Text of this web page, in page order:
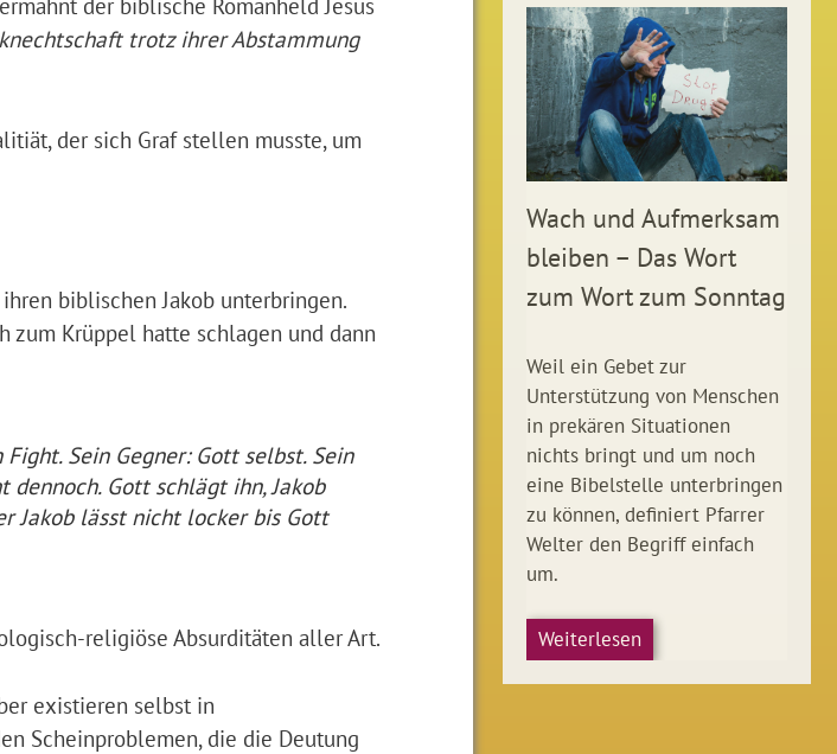
trotz ihrer Abstammung
der sich Graf stellen musste, um
biblischen Jakob unterbringen.
Krüppel hatte schlagen und dann
Sein Gegner: Gott selbst. Sein
Gott schlägt ihn, Jakob
Jakob lässt nicht locker bis Gott
religiöse Absurditäten aller Art.
existieren selbst in
Scheinproblemen, die die Deutung
Wach und Aufmerksam
bleiben – Das Wort
zum Wort zum Sonntag
Weil ein Gebet zur
Unterstützung von Menschen
in prekären Situationen
nichts bringt und um noch
eine Bibelstelle unterbringen
zu können, definiert Pfarrer
Welter den Begriff einfach
um.
Weiterlesen